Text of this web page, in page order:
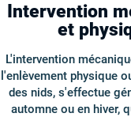
Intervention
et
L'intervention
l'enlèvement physique
des nids, s'effectue
automne ou en hiver,